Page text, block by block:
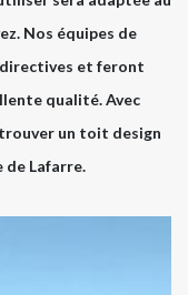
Nos équipes de
directives et feront
qualité. Avec
un toit design
Lafarre.